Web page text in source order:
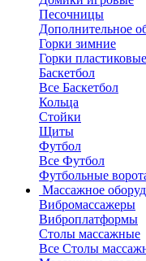
Песочницы
Дополнительное
Горки зимние
Горки пластиковые
Баскетбол
Все Баскетбол
Кольца
Стойки
Щиты
Футбол
Все Футбол
Футбольные
Массажное
Вибромассажеры
Виброплатформы
Столы массажные
Все Столы